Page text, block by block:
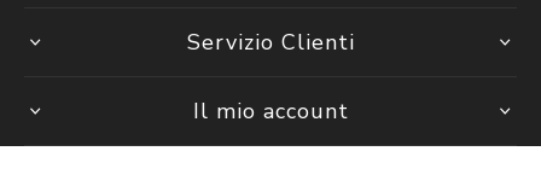
Servizio Clienti
Il mio account